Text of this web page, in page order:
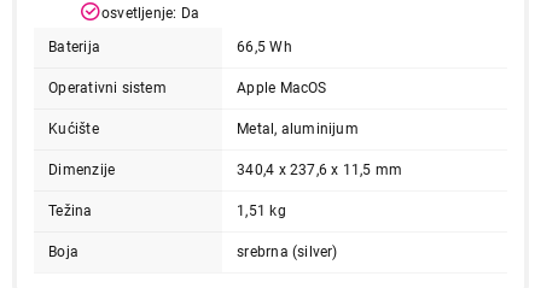
osvetljenje: Da
Baterija
66,5 Wh
Operativni sistem Apple MacOS
Kućište Metal, aluminijum
Dimenzije 340,4 x 237,6 x 11,5 mm
Težina 1,51 kg
Boja srebrna (silver)
Ukupno u korpi: 0,00
Nastavi kupovinu
Završi kupovinu